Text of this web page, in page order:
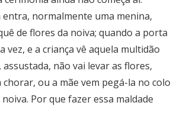
entra, normalmente uma menina,
de flores da noiva; quando a porta
vez, e a criança vê aquela multidão
não vai levar as flores,
chorar, ou a mãe vem pegá-la no colo
Por que fazer essa maldade